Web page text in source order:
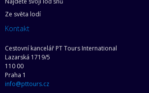
Ze světa lodí
Kontakt
Cestovní kancelář PT Tours International
Lazarská 1719/5
110 00
Praha 1
info@pttours.cz